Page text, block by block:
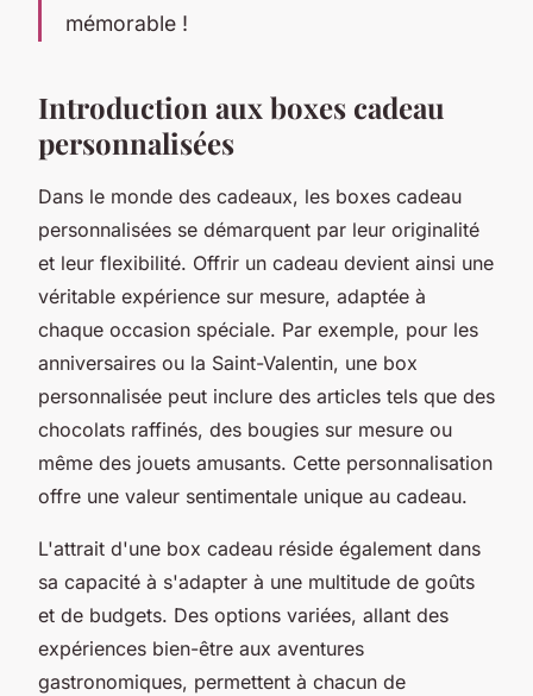
mémorable !
Introduction aux boxes cadeau
personnalisées
Dans le monde des cadeaux, les boxes cadeau
personnalisées se démarquent par leur originalité
et leur flexibilité. Offrir un cadeau devient ainsi une
véritable expérience sur mesure, adaptée à
chaque occasion spéciale. Par exemple, pour les
anniversaires ou la Saint-Valentin, une box
personnalisée peut inclure des articles tels que des
chocolats raffinés, des bougies sur mesure ou
même des jouets amusants. Cette personnalisation
offre une valeur sentimentale unique au cadeau.
L'attrait d'une box cadeau réside également dans
sa capacité à s'adapter à une multitude de goûts
et de budgets. Des options variées, allant des
expériences bien-être aux aventures
gastronomiques, permettent à chacun de